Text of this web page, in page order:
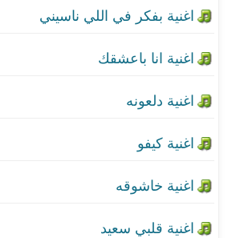
اغنية قلبي سعيد
اغنية قلبي عشقها
اغنية ع اللا لا
اغنية مشكلني